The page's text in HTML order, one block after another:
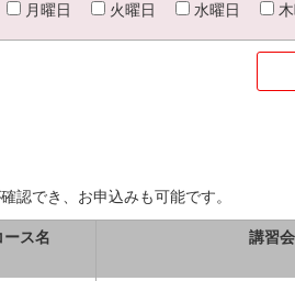
月曜日 火曜日 水曜日
認でき、お申込みも可能です。
ース名 講習